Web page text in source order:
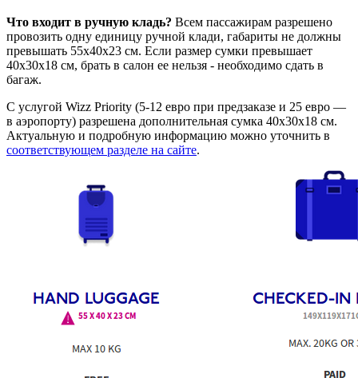
Что входит в ручную кладь? Всем пассажирам разрешено
провозить одну единицу ручной клади, габариты не должны
превышать 55x40x23 см. Если размер сумки превышает
40х30х18 см, брать в салон ее нельзя - необходимо сдать в
багаж.
С услугой Wizz Priority (5-12 евро при предзаказе и 25 евро —
в аэропорту) разрешена дополнительная сумка 40x30x18 см.
Актуальную и подробную информацию можно уточнить в
соответствующем разделе на сайте.